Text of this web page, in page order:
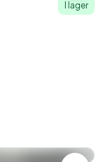
I lager